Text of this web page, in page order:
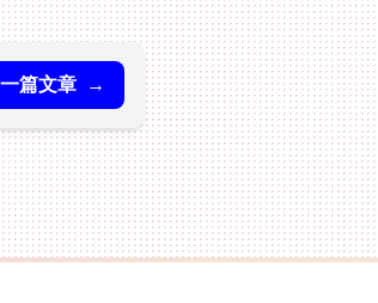
篇文章 →